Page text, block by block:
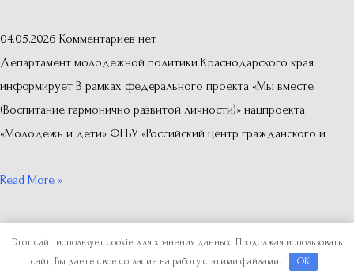
04.05.2026 Комментариев нет
Департамент молодежной политики Краснодарского края
информирует В рамках федерального проекта «Мы вместе
(Воспитание гармонично развитой личности)» нацпроекта
«Молодежь и дети» ФГБУ «Российский центр гражданского и
Read More »
Copyright © 2026 Отдел по делам молодежи
Этот сайт использует cookie для хранения данных. Продолжая использовать
сайт, Вы даете свое согласие на работу с этими файлами.
OK